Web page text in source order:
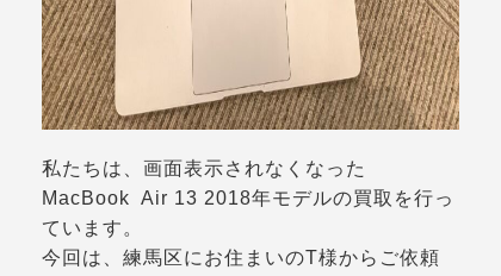
私たちは、画面表示されなくなった
MacBook Air 13 2018年モデルの買取を行っ
ています。
今回は、練馬区にお住まいのT様からご依頼